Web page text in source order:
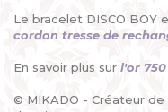
Le bracelet DISCO BOY
cordon tresse de
En savoir plus sur l'or
© MIKADO - Créateur de